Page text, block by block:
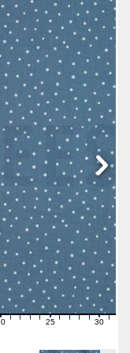
21222324 2526272829 31